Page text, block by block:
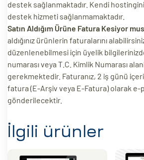
destek sağlanmaktadır. Kendi
destek hizmeti sağlanmamaktadır.
Satın Aldığım Ürüne Fatura Kesiyor
aldığınız ürünlerin faturalarını
düzenlenebilmesi için üyelik
numarası veya T.C. Kimlik Numarası
gerekmektedir. Faturanız, 2 iş günü
fatura (E-Arşiv veya E-Fatura) olarak e-
gönderilecektir.
İlgili ürünler